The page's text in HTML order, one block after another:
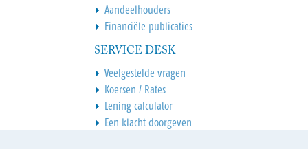
Aandeelhouders
Financiële publicaties
SERVICE DESK
Veelgestelde vragen
Koersen / Rates
Lening calculator
Een klacht doorgeven